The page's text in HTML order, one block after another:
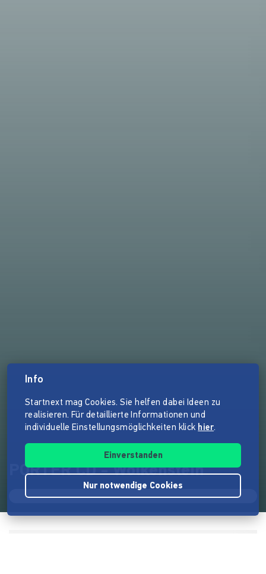
PORTER CD - Wolkenstein
Info
Startnext mag Cookies. Sie helfen dabei Ideen zu
realisieren. Für detaillierte Informationen und
individuelle Einstellungsmöglichkeiten klick hier.
Einverstanden
Nur notwendige Cookies